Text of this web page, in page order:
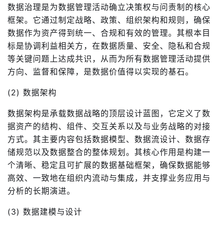
数据治理是为数据管理活动确立决策权与问责制的核心
框架。它通过制定战略、政策、组织架构和规则，确保
数据作为资产得到统一、合规和有效的管理。其根本目
标是协调利益相关方，在数据质量、安全、隐私和合规
等关键问题上达成共识，从而为所有数据管理活动提供
方向、监督和保障，是数据价值得以实现的基石。
(2) 数据架构
数据架构是承载数据战略的顶层设计蓝图，它定义了数
据资产的结构、组件、交互关系以及与业务战略的对接
方式。其主要内容包括数据模型、数据流设计、数据存
储规范以及数据整合的整体规划。其核心作用是构建一
个清晰、稳定且可扩展的数据基础框架，确保数据能够
高效、一致地在组织内流动与集成，并支撑业务应用与
分析的长期演进。
(3) 数据建模与设计